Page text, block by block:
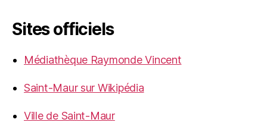
Sites officiels
Médiathèque Raymonde Vincent
Saint-Maur sur Wikipédia
Ville de Saint-Maur